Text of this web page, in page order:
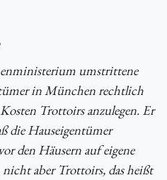
umstrittene
in München rechtlich
Trottoirs anzulegen. Er
die Hauseigentümer
den Häusern auf eigene
aber Trottoirs, das heißt